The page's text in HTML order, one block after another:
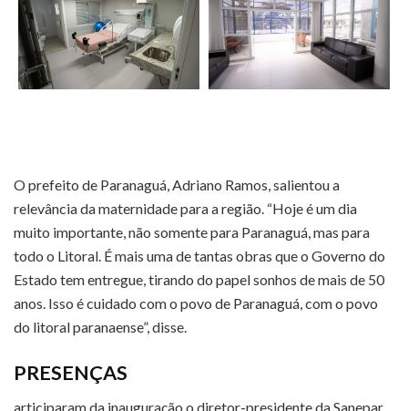
O prefeito de Paranaguá, Adriano Ramos, salientou a
relevância da maternidade para a região. “Hoje é um dia
muito importante, não somente para Paranaguá, mas para
todo o Litoral. É mais uma de tantas obras que o Governo do
Estado tem entregue, tirando do papel sonhos de mais de 50
anos. Isso é cuidado com o povo de Paranaguá, com o povo
do litoral paranaense”, disse.
PRESENÇAS
articiparam da inauguração o diretor-presidente da Sanepar,